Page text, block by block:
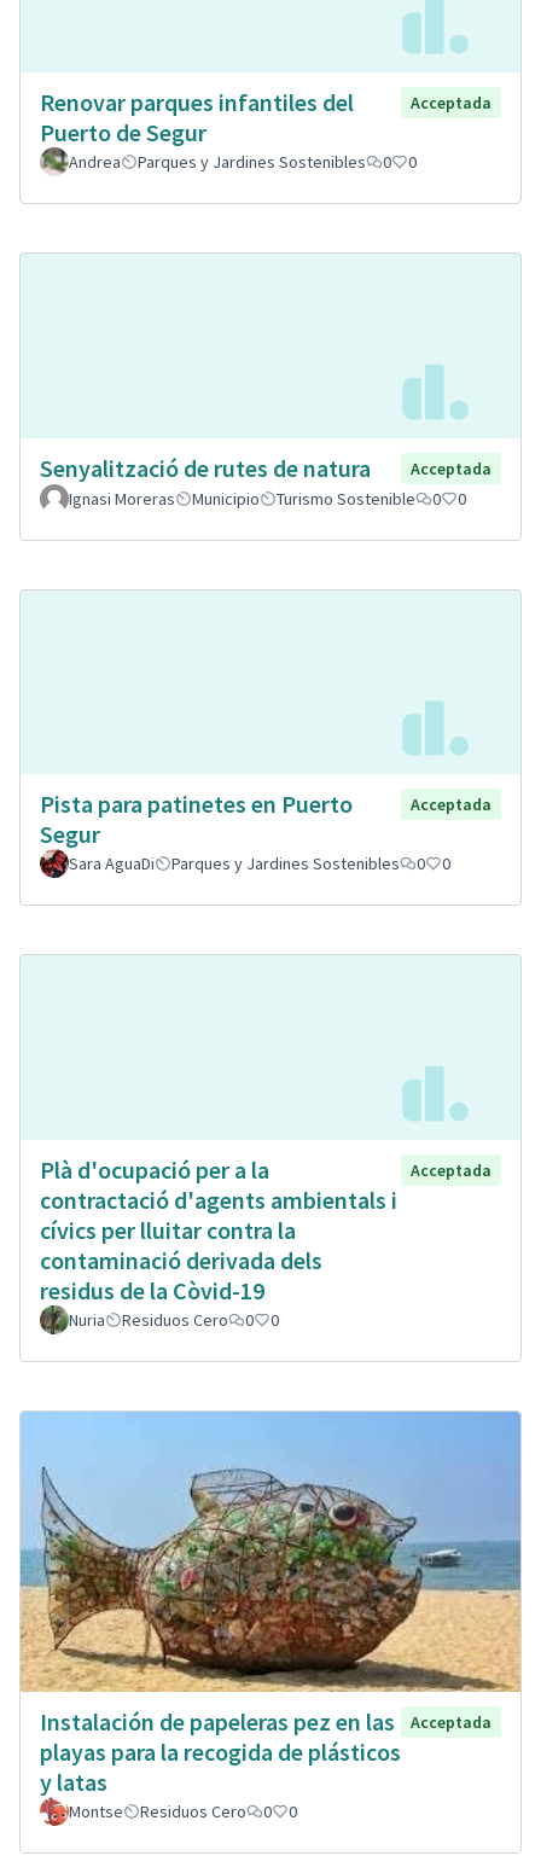
Renovar parques infantiles del
Puerto de Segur
Acceptada
Andrea Parques y Jardines Sostenibles 0 0
Senyalització de rutes de natura
Acceptada
Ignasi Moreras
Municipio Turismo Sostenible 0 0
Pista para patinetes en Puerto
Segur
Acceptada
Sara AguaDi Parques y Jardines Sostenibles 0 0
Plà d'ocupació per a la
contractació d'agents ambientals i
cívics per lluitar contra la
contaminació derivada dels
residus de la Còvid-19
Acceptada
Nuria Residuos Cero 0 0
Instalación de papeleras pez en las
playas para la recogida de plásticos
y latas
Acceptada
Montse Residuos Cero 0 0